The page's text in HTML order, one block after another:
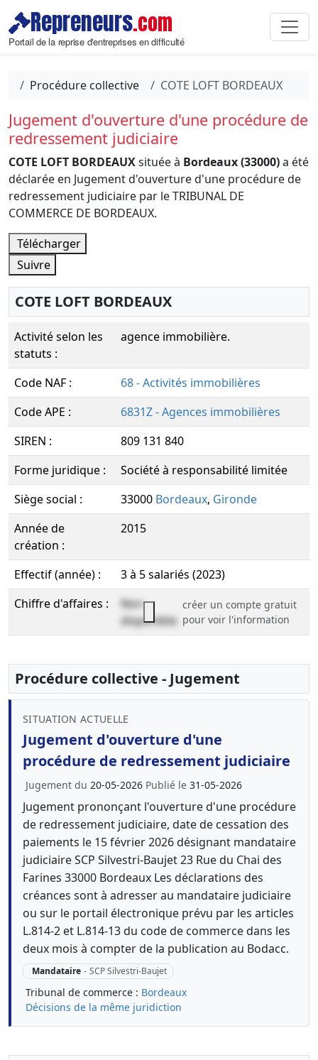
Repreneurs.com
Portail de la reprise d'entreprises en difficulté
Procédure collective COTE LOFT BORDEAUX
Jugement d'ouverture d'une procédure de
redressement judiciaire
COTE LOFT BORDEAUXsituée à Bordeaux (33000)a été
déclarée en Jugement d'ouverture d'une procédure de
redressement judiciaire par le TRIBUNAL DE
COMMERCE DE BORDEAUX.
Télécharger
Suivre
COTE LOFT BORDEAUX
Activité selon les
statuts :
agence immobilière.
Code NAF :
68 - Activités immobilières
Code APE :
6831Z - Agences immobilières
SIREN :
809 131 840
Forme juridique :
Société à responsabilité limitée
Siège social :
33000 Bordeaux, Gironde
Année de
création :
2015
Effectif (année) :
3 à 5 salariés (2023)
Chiffre d'affaires :
Non
disponible
créer un compte gratuit
pour voir l'information
Procédure collective - Jugement
SITUATION ACTUELLE
Jugement d'ouverture d'une
procédure de redressement judiciaire
Jugement du 20-05-2026 Publié le 31-05-2026
Jugement prononçant l'ouverture d'une procédure
de redressement judiciaire, date de cessation des
paiements le 15 février 2026 désignant mandataire
judiciaire SCP Silvestri-Baujet 23 Rue du Chai des
Farines 33000 Bordeaux Les déclarations des
créances sont à adresser au mandataire judiciaire
ou sur le portail électronique prévu par les articles
L.814-2 et L.814-13 du code de commerce dans les
deux mois à compter de la publication au Bodacc.
Mandataire - SCP Silvestri-Baujet
Tribunal de commerce : Bordeaux
Décisions de la même juridiction